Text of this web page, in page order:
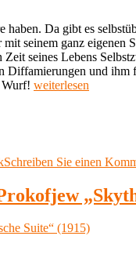
Da gibt es
seinem ganz eigenen
seines Lebens
und
Wurf! „Meine
Sinfonie
Nr.
„Romantische“
Es-
weiterlesen
Schreiben Sie einen